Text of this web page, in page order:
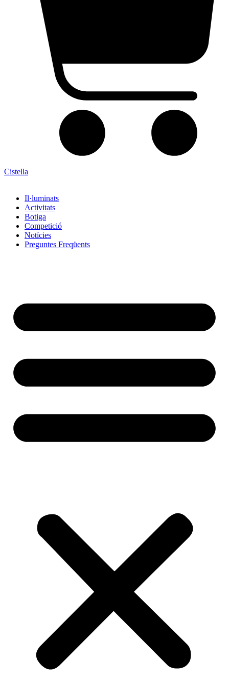
Cistella
Il·luminats
Activitats
Botiga
Competició
Notícies
Preguntes Freqüents